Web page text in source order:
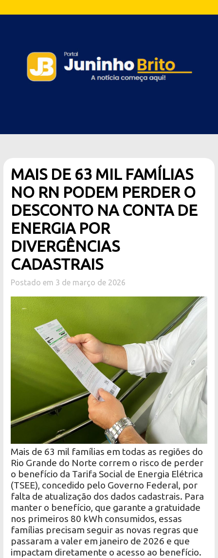
MAIS DE 63 MIL FAMÍLIAS
NO RN PODEM PERDER O
DESCONTO NA CONTA DE
ENERGIA POR
DIVERGÊNCIAS
CADASTRAIS
Postado em 3 de março de 2026
Mais de 63 mil famílias em todas as regiões do
Rio Grande do Norte correm o risco de perder
o benefício da Tarifa Social de Energia Elétrica
(TSEE), concedido pelo Governo Federal, por
falta de atualização dos dados cadastrais. Para
manter o benefício, que garante a gratuidade
nos primeiros 80 kWh consumidos, essas
famílias precisam seguir as novas regras que
passaram a valer em janeiro de 2026 e que
impactam diretamente o acesso ao benefício.